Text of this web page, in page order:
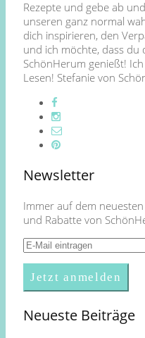
Rezepte und gebe ab
unseren ganz normal
dich inspirieren, den
und ich möchte, dass du
SchönHerum genießt!
Lesen! Stefanie von
Newsletter
Immer auf dem
und Rabatte von
Neueste Beiträge